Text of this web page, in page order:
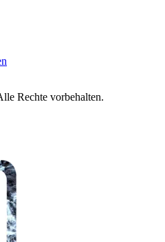
Rechte vorbehalten.